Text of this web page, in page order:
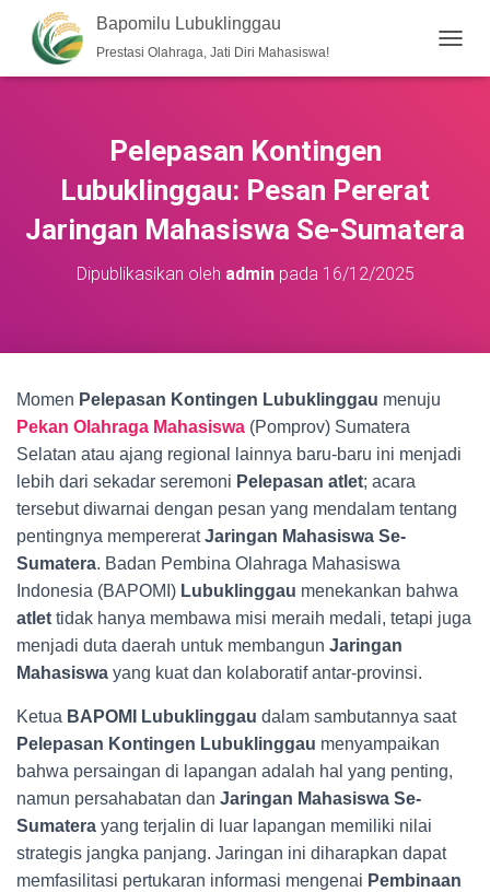
Bapomilu Lubuklinggau
Prestasi Olahraga, Jati Diri Mahasiswa!
O
V
I
Pelepasan Kontingen
Lubuklinggau: Pesan Pererat
Jaringan Mahasiswa Se-Sumatera
Dipublikasikan oleh adminpada 16/12/2025
Momen Pelepasan Kontingen Lubuklinggau menuju
Pekan Olahraga Mahasiswa (Pomprov) Sumatera
Selatan atau ajang regional lainnya baru-baru ini menjadi
lebih dari sekadar seremoni Pelepasan atlet; acara
tersebut diwarnai dengan pesan yang mendalam tentang
pentingnya mempereratJaringan Mahasiswa Se-
Sumatera. Badan Pembina Olahraga Mahasiswa
Indonesia (BAPOMI) Lubuklinggau menekankan bahwa
atlet tidak hanya membawa misi meraih medali, tetapi juga
menjadi duta daerah untuk membangun Jaringan
Mahasiswa yang kuat dan kolaboratif antar-provinsi.
Ketua BAPOMI Lubuklinggau dalam sambutannya saat
Pelepasan Kontingen Lubuklinggau menyampaikan
bahwa persaingan di lapangan adalah hal yang penting,
namun persahabatan dan Jaringan Mahasiswa Se-
Sumatera yang terjalin di luar lapangan memiliki nilai
strategis jangka panjang. Jaringan ini diharapkan dapat
memfasilitasi pertukaran informasi mengenai Pembinaan